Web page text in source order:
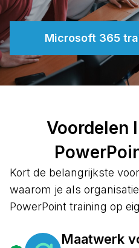
Microsoft 365
Voordelen
Kort de belangrijkste
waarom je als
PowerPoint training op
Maatwerk